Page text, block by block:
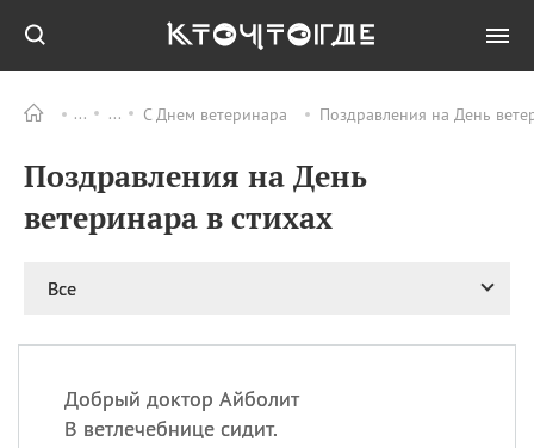
С Днем ветеринара Поздравления на День
Поздравления на День
ветеринара в стихах
Все
Добрый доктор Айболит
В ветлечебнице сидит.
ПРАЗДНИКИ Все
09.08
День памяти
великомученика и
целителя Пантелеимона
Николая Чудотворца
11.08 День полета на
11.08